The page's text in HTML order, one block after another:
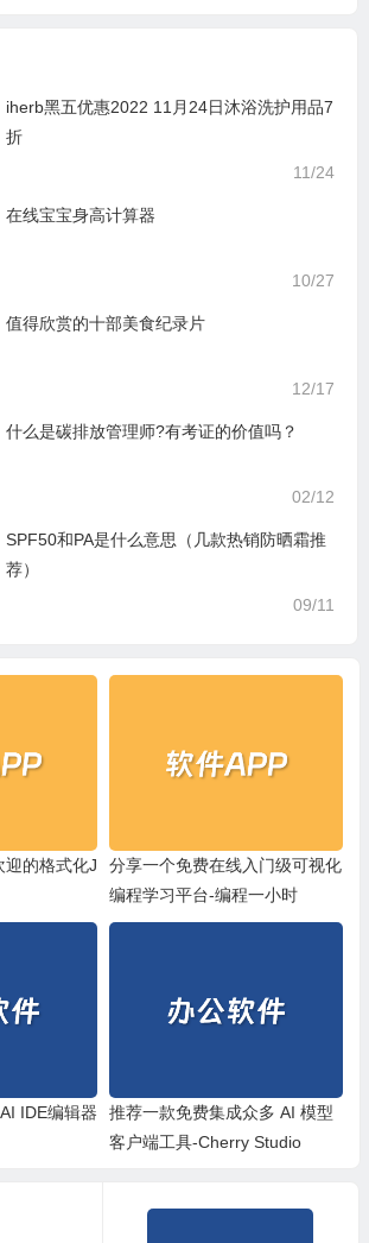
iherb黑五优惠2022 11月24日沐浴洗护用品7
折
11/24
在线宝宝身高计算器
10/27
值得欣赏的十部美食纪录片
12/17
什么是碳排放管理师?有考证的价值吗？
02/12
SPF50和PA是什么意思（几款热销防晒霜推
荐）
09/11
迎的格式化J
分享一个免费在线入门级可视化
编程学习平台-编程一小时
IDE编辑器
推荐一款免费集成众多 AI 模型
客户端工具-Cherry Studio